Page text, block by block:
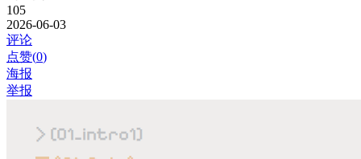
105
2026-06-03
评论
点赞(0)
海报
举报